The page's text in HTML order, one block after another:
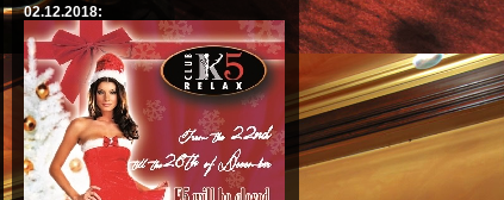
02.12.2018: